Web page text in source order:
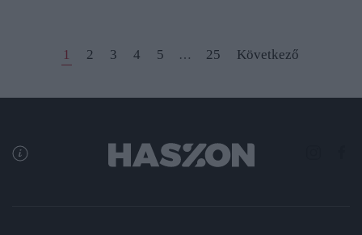
1 2 3 4 5 … 25 Következő